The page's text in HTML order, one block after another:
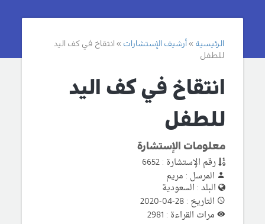
الرئيسية أرشيف الإستشارات
انتقاخ في كف اليد
للطفل
انتقاخ في كف اليد
للطفل
معلومات الإستشارة
رقم الإستشارة : 6652
المرسل : مريم
البلد : السعودية
التاريخ : 28-04-2020
مرات القراءة : 2981